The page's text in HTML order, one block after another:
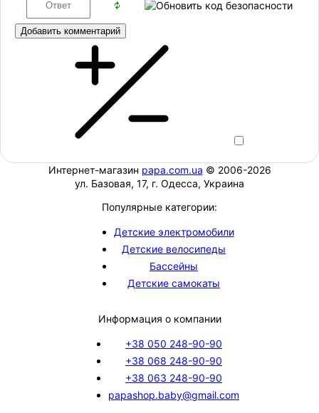
Добавить комментарий
Интернет-магазин papa.com.ua © 2006-2026
ул. Базовая, 17, г. Одесса, Украина
Популярные категории:
Детские электромобили
Детские велосипеды
Бассейны
Детские самокаты
Информация о компании
+38 050 248-90-90
+38 068 248-90-90
+38 063 248-90-90
papashop.baby@gmail.com